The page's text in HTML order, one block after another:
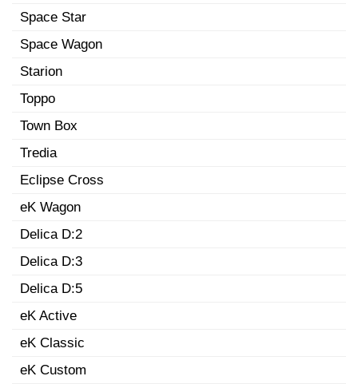
Space Star
Space Wagon
Starion
Toppo
Town Box
Tredia
Eclipse Cross
eK Wagon
Delica D:2
Delica D:3
Delica D:5
eK Active
eK Classic
eK Custom